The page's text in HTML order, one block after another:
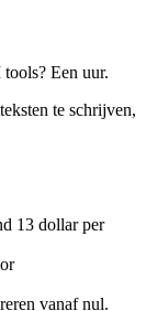
Een uur.
te schrijven,
13 dollar per
vanaf nul.